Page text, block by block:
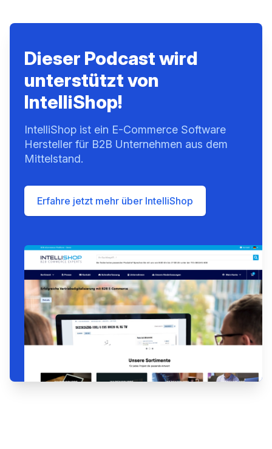
Dieser Podcast wird
unterstützt von
IntelliShop!
IntelliShop ist ein E-Commerce Software
Hersteller für B2B Unternehmen aus dem
Mittelstand.
Erfahre jetzt mehr über IntelliShop